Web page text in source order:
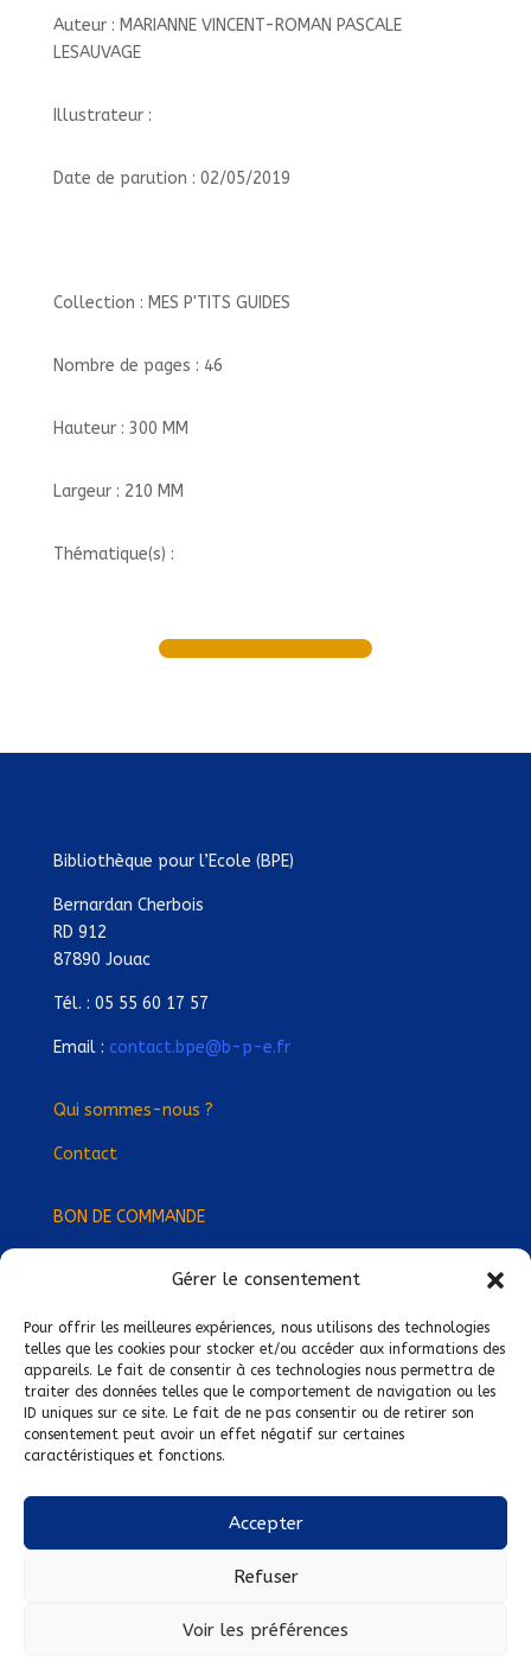
Gérer le consentement
Pour offrir les meilleures expériences, nous utilisons des technologies
telles que les cookies pour stocker et/ou accéder aux informations des
appareils. Le fait de consentir à ces technologies nous permettra de
traiter des données telles que le comportement de navigation ou les
ID uniques sur ce site. Le fait de ne pas consentir ou de retirer son
consentement peut avoir un effet négatif sur certaines
caractéristiques et fonctions.
Accepter
Refuser
Voir les préférences
Auteur : MARIANNE VINCENT-ROMAN PASCALE
LESAUVAGE
Illustrateur :
Date de parution : 02/05/2019
Collection : MES P'TITS GUIDES
Nombre de pages : 46
Hauteur : 300 MM
Largeur : 210 MM
Thématique(s) :
Bibliothèque pour l’Ecole (BPE)
Bernardan Cherbois
RD 912
87890 Jouac
Tél. : 05 55 60 17 57
Email : contact.bpe@b-p-e.fr
Qui sommes-nous ?
Contact
BON DE COMMANDE
Devenez Délégué·e Régional·e !
Trouvez-nous près de chez vous !
Mentions légales
Conditions générales de vente
Politique de confidentialité